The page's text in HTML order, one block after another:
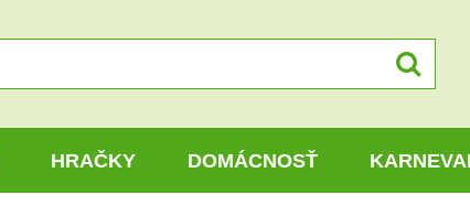
HRAČKY DOMÁCNOSŤ